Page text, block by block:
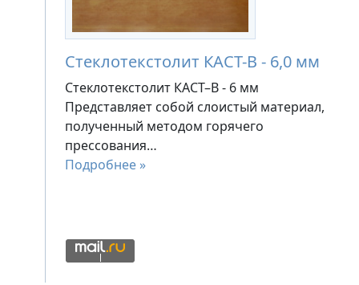
Стеклотекстолит КАСТ-В - 6,0 мм
Стеклотекстолит КАСТ–В - 6 мм
Представляет собой слоистый материал,
полученный методом горячего
прессования…
Подробнее »